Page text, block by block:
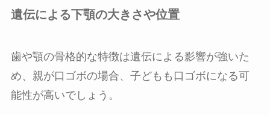
遺伝による下顎の大きさや位置
歯や顎の骨格的な特徴は遺伝による影響が強いた
め、親が口ゴボの場合、子どもも口ゴボになる可
能性が高いでしょう。